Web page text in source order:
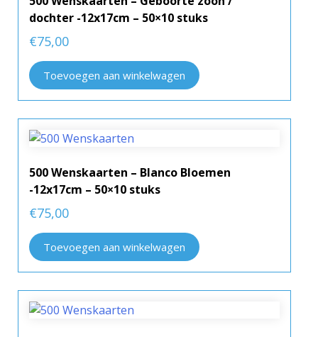
dochter -12x17cm – 50×10 stuks
€75,00
Toevoegen aan winkelwagen
500 Wenskaarten – Blanco Bloemen
-12x17cm – 50×10 stuks
€75,00
Toevoegen aan winkelwagen